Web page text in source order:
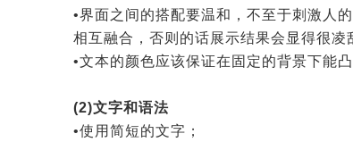
•界面之间的搭配要温和，不至于刺激人
相互融合，否则的话展示结果会显得很凌
•文本的颜色应该保证在固定的背景下能凸
(2)文字和语法
•使用简短的文字；